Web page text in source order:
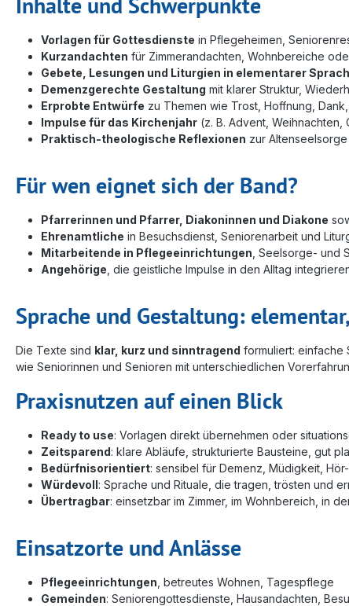
Vorlagen für Gottesdienste in Pflegeheimen,
Kurzandachten für Zimmerandachten, Wohnbereiche
Gebete, Lesungen und Liturgien in elementarer
Demenzgerechte Gestaltung mit klarer Struktur,
Erprobte Entwürfe zu Themen wie Trost, Hoffnung,
Impulse für das Kirchenjahr (z. B. Advent,
Praktisch-theologische Reflexionen zur
Für wen eignet sich der Band?
Pfarrerinnen und Pfarrer, Diakoninnen und Diakone
Ehrenamtliche in Besuchsdienst, Seniorenarbeit und
Mitarbeitende in Pflegeeinrichtungen , Seelsorge- und
Angehörige , die geistliche Impulse in den Alltag
Sprache und Gestaltung:
Die Texte sind klar, kurz und sinntragend formuliert: einfache
wie Seniorinnen und Senioren mit unterschiedlichen
Praxisnutzen auf einen Blick
Ready to use: Vorlagen direkt übernehmen oder
Zeitsparend: klare Abläufe, strukturierte Bausteine, gut
Bedürfnisorientiert: sensibel für Demenz, Müdigkeit,
Würdevoll: Sprache und Rituale, die tragen, trösten und
Übertragbar: einsetzbar im Zimmer, im Wohnbereich, in
Einsatzorte und Anlässe
Pflegeeinrichtungen , betreutes Wohnen, Tagespflege
Gemeinden: Seniorengottesdienste, Hausandachten,